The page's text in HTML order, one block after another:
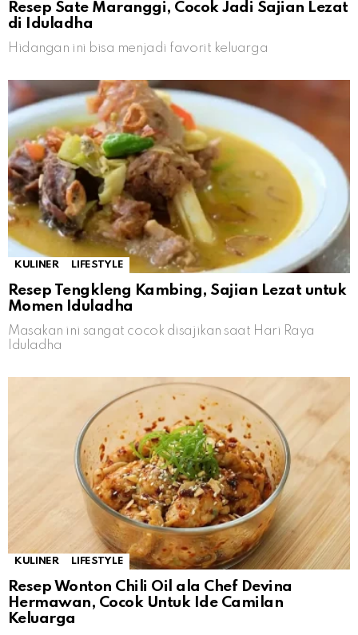
Resep Sate Maranggi, Cocok Jadi Sajian Lezat
di Iduladha
Hidangan ini bisa menjadi favorit keluarga
KULINER LIFESTYLE
Resep Tengkleng Kambing, Sajian Lezat untuk
Momen Iduladha
Masakan ini sangat cocok disajikan saat Hari Raya
Iduladha
KULINER LIFESTYLE
Resep Wonton Chili Oil ala Chef Devina
Hermawan, Cocok Untuk Ide Camilan
Keluarga